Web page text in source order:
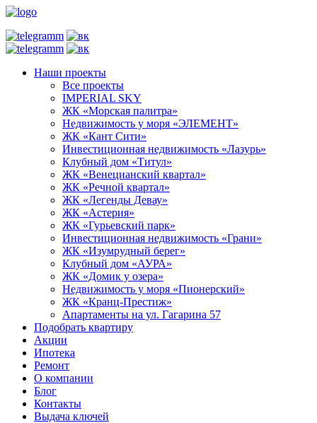
Наши проекты
Все проекты
IMPERIAL SKY
ЖК «Морская палитра»
Недвижимость у моря «ЭЛЕМЕНТ»
ЖК «Кант Сити»
Инвестиционная недвижимость «Лазурь»
Клубный дом «Титул»
ЖК «Венецианский квартал»
ЖК «Речной квартал»
ЖК «Легенды Девау»
ЖК «Астерия»
ЖК «Гурьевский парк»
Инвестиционная недвижимость «Грани»
ЖК «Изумрудный берег»
Клубный дом «АУРА»
ЖК «Домик у озера»
Недвижимость у моря «Пионерский»
ЖК «Кранц-Престиж»
Апартаменты на ул. Гагарина 57
Подобрать квартиру
Акции
Ипотека
Ремонт
О компании
Блог
Контакты
Выдача ключей